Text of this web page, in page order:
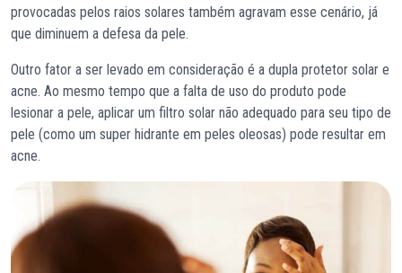
provocadas pelos raios solares também agravam esse cenário, já
que diminuem a defesa da pele.
Outro fator a ser levado em consideração é a dupla protetor solar e
acne. Ao mesmo tempo que a falta de uso do produto pode
lesionar a pele, aplicar um filtro solar não adequado para seu tipo de
pele (como um super hidrante em peles oleosas) pode resultar em
acne.